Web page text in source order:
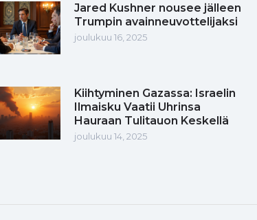
Jared Kushner nousee jälleen
Trumpin avainneuvottelijaksi
joulukuu 16, 2025
Kiihtyminen Gazassa: Israelin
Ilmaisku Vaatii Uhrinsa
Hauraan Tulitauon Keskellä
joulukuu 14, 2025